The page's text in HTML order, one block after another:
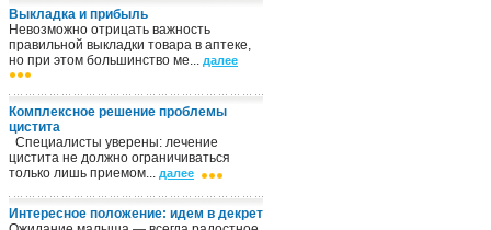
Выкладка и прибыль
Невозможно отрицать важность
правильной выкладки товара в аптеке,
но при этом большинство ме... далее
Комплексное решение проблемы
цистита
Специалисты уверены: лечение
цистита не должно ограничиваться
только лишь приемом... далее
Интересное положение: идем в декрет